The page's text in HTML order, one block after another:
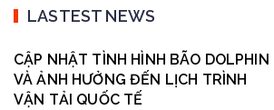
LASTEST NEWS
CẬP NHẬT TÌNH HÌNH BÃO DOLPHIN
VÀ ẢNH HƯỞNG ĐẾN LỊCH TRÌNH
VẬN TẢI QUỐC TẾ